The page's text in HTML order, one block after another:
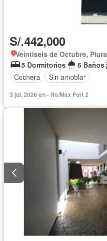
S/.442,000
Veintiseis de Octubre, Piura
5 Dormitorios
6 Baños
Cochera
Sin amoblar
3 jul. 2026 en - Re/Max Fort 2